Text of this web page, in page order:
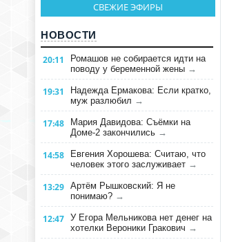
СВЕЖИЕ ЭФИРЫ
НОВОСТИ
20:11
Ромашов не собирается идти на
поводу у беременной жены →
19:31
Надежда Ермакова: Если кратко,
муж разлюбил →
17:48
Мария Давидова: Съёмки на
Доме-2 закончились →
14:58
Евгения Хорошева: Считаю, что
человек этого заслуживает →
13:29 Артём Рышковский: Я не
понимаю? →
12:47 У Егора Мельникова нет денег на
хотелки Вероники Гракович →